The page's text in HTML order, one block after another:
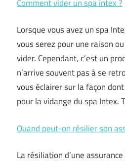
Comment vider un spa intex ?
Lorsque vous avez un spa
vous serez pour une raison
vider. Cependant, c’est un
n’arrive souvent pas à se
vous éclairer sur la façon
pour la vidange du spa Intex.
Quand peut-on résilier son
La résiliation d’une